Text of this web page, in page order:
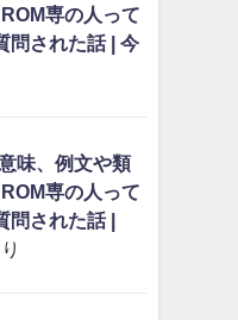
ROM専の人って
問された話 | 今
味、例文や類
ROM専の人って
問された話 |